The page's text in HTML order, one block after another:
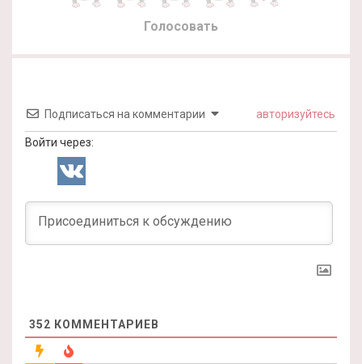
Голосовать
Подписаться на комментарии авторизуйтесь
Войти через:
352 КОММЕНТАРИЕВ